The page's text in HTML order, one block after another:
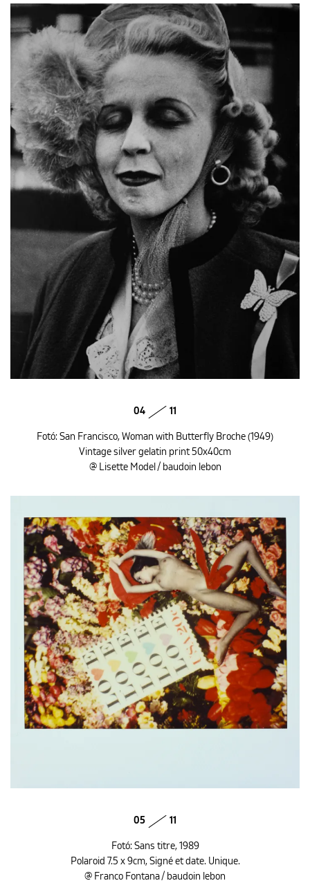
04 11
Fotó: San Francisco, Woman with Butterfly Broche (1949)
Vintage silver gelatin print 50x40cm
@ Lisette Model / baudoin lebon
05 11
Fotó: Sans titre, 1989
Polaroid 7.5 x 9cm, Signé et date. Unique.
@ Franco Fontana / baudoin lebon